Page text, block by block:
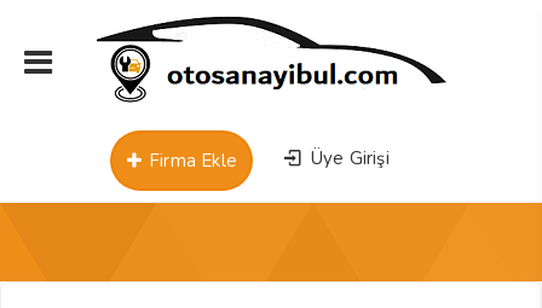
Üye Girişi
Firma Ekle